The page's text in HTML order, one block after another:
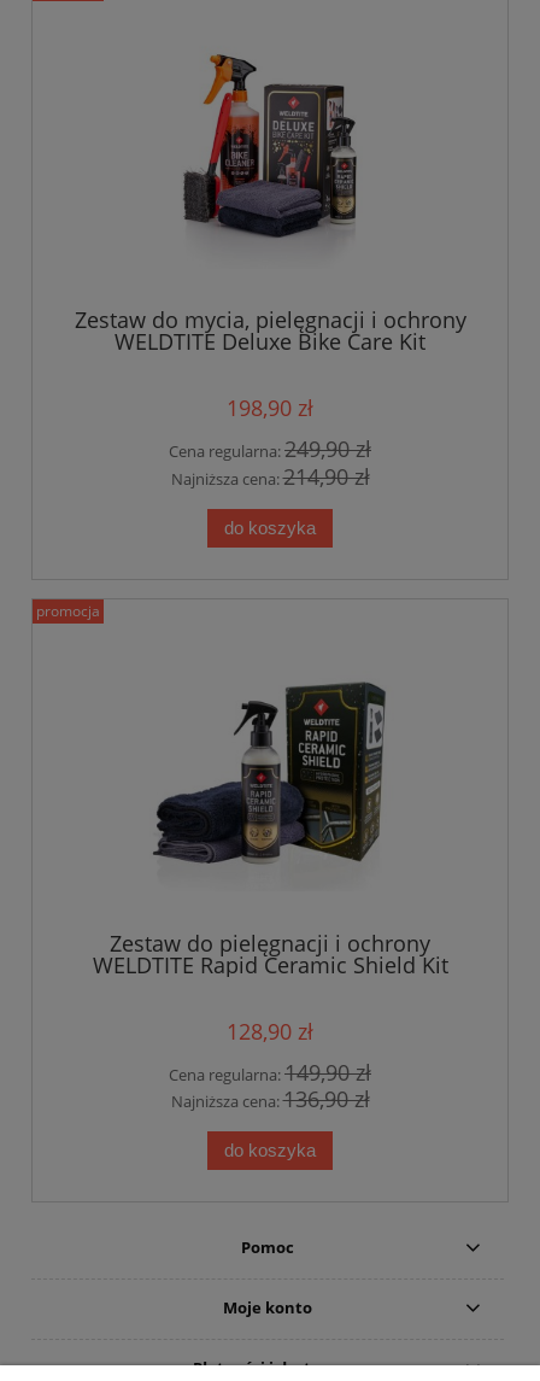
Zestaw do mycia, pielęgnacji i ochrony
WELDTITE Deluxe Bike Care Kit
198,90 zł
Cena regularna:249,90 zł
Najniższa cena:214,90 zł
do koszyka
Zestaw do pielęgnacji i ochrony
WELDTITE Rapid Ceramic Shield Kit
128,90 zł
Cena regularna:149,90 zł
Najniższa cena:136,90 zł
do koszyka
promocja
Pomoc
Moje konto
Płatności i dostawa